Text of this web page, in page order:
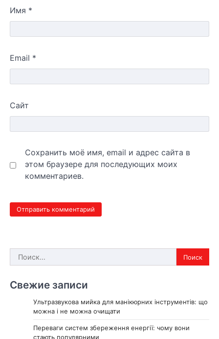
Имя *
Email *
Сайт
Сохранить моё имя, email и адрес сайта в
этом браузере для последующих моих
комментариев.
Найти:
Свежие записи
Ультразвукова мийка для манікюрних інструментів: що
можна і не можна очищати
Переваги систем збереження енергії: чому вони
стають популярними